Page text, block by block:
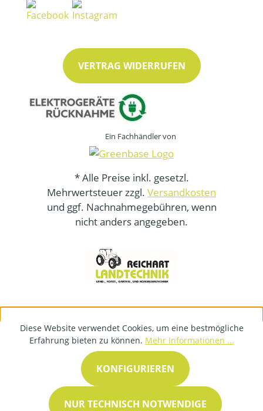
VERTRAG WIDERRUFEN
Ein Fachhändler von
* Alle Preise inkl. gesetzl.
Mehrwertsteuer zzgl. Versandkosten
und ggf. Nachnahmegebühren, wenn
nicht anders angegeben.
Diese Website verwendet Cookies, um eine bestmögliche
Erfahrung bieten zu können. Mehr Informationen ...
NUR TECHNISCH NOTWENDIGE
KONFIGURIEREN